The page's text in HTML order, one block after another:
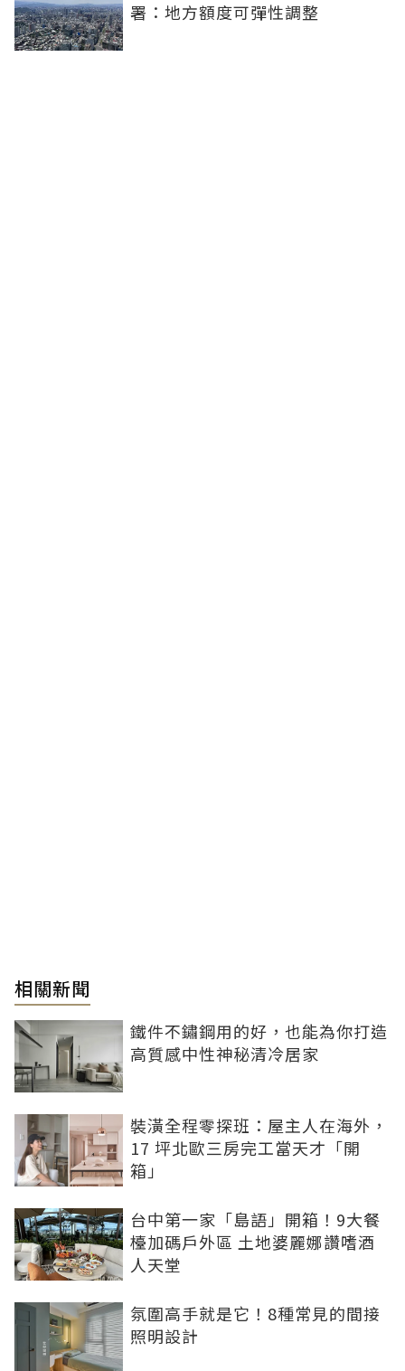
署：地方額度可彈性調整
相關新聞
鐵件不鏽鋼用的好，也能為你打造
高質感中性神秘清冷居家
裝潢全程零探班：屋主人在海外，
17 坪北歐三房完工當天才「開
箱」
台中第一家「島語」開箱！9大餐
檯加碼戶外區 土地婆麗娜讚嗜酒
人天堂
氛圍高手就是它！8種常見的間接
照明設計